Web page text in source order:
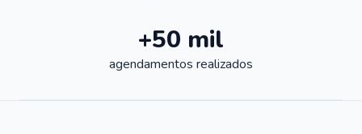
+50 mil
agendamentos realizados